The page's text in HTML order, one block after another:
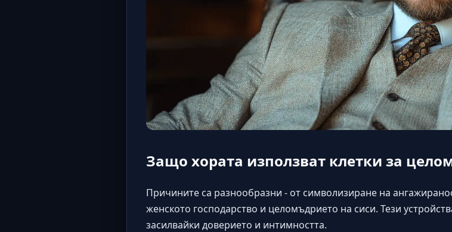
Защо хората използват клетки за
Причините са разнообразни - от символизиране на
женското господарство и целомъдрието на сиси. Тези
засилвайки доверието и интимността.